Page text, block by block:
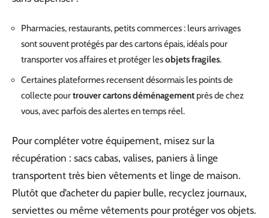
Pharmacies, restaurants, petits commerces : leurs arrivages
sont souvent protégés par des cartons épais, idéals pour
transporter vos affaires et protéger lesobjets fragiles.
Certaines plateformes recensent désormais les points de
collecte pourtrouver cartons déménagement près de chez
vous, avec parfois des alertes en temps réel.
Pour compléter votre équipement, misez sur la
récupération : sacs cabas, valises, paniers à linge
transportent très bien vêtements et linge de maison.
Plutôt que d’acheter du papier bulle, recyclez journaux,
serviettes ou même vêtements pour protéger vos objets.